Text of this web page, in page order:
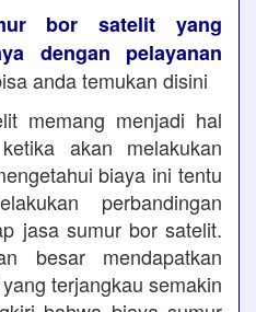
bor satelit yang
dengan pelayanan
anda temukan disini
memang menjadi hal
akan melakukan
biaya ini tentu
perbandingan
jasa sumur bor satelit.
besar mendapatkan
terjangkau semakin